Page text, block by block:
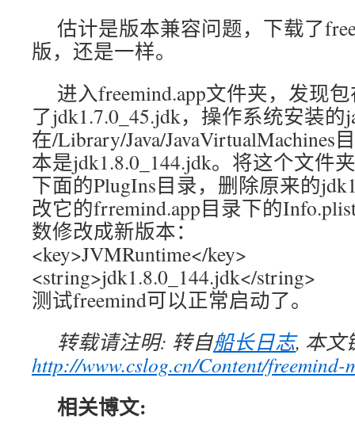
估计是版本兼容问题，下载了
版，还是一样。
进入freemind.app文件夹，发现
了jdk1.7.0_45.jdk，操作系统安装的
在/Library/Java/
本是jdk1.8.0_144.jdk。将这个文件
下面的PlugIns目录，删除原来的
改它的frremind.app目录下的
数修改成新版本：
<key>JVMRuntime</key>
<string>jdk1.8.0_144.jdk</string>
测试freemind可以正常启动了。
转载请注明: 转自船长日志, 本文
http://www.cslog.cn/Content/freemind-
相关博文: